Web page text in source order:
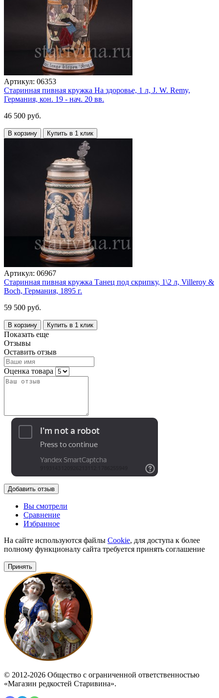
Артикул: 06353
Старинная пивная кружка На здоровье, 1 л, J. W. Remy,
Германия, кон. 19 - нач. 20 вв.
46 500 руб.
В корзину Купить в 1 клик
Артикул: 06967
Старинная пивная кружка Танец под скрипку, 1\2 л, Villeroy &
Boch, Германия, 1895 г.
59 500 руб.
В корзину Купить в 1 клик
Показать еще
Отзывы
Оставить отзыв
Оценка товара
Добавить отзыв
Вы смотрели
Сравнение
Избранное
На сайте используются файлы Cookie, для доступа к более
полному функционалу сайта требуется принять соглашение
Принять
© 2012-2026 Общество с ограниченной ответственностью
«Магазин редкостей Старивина».